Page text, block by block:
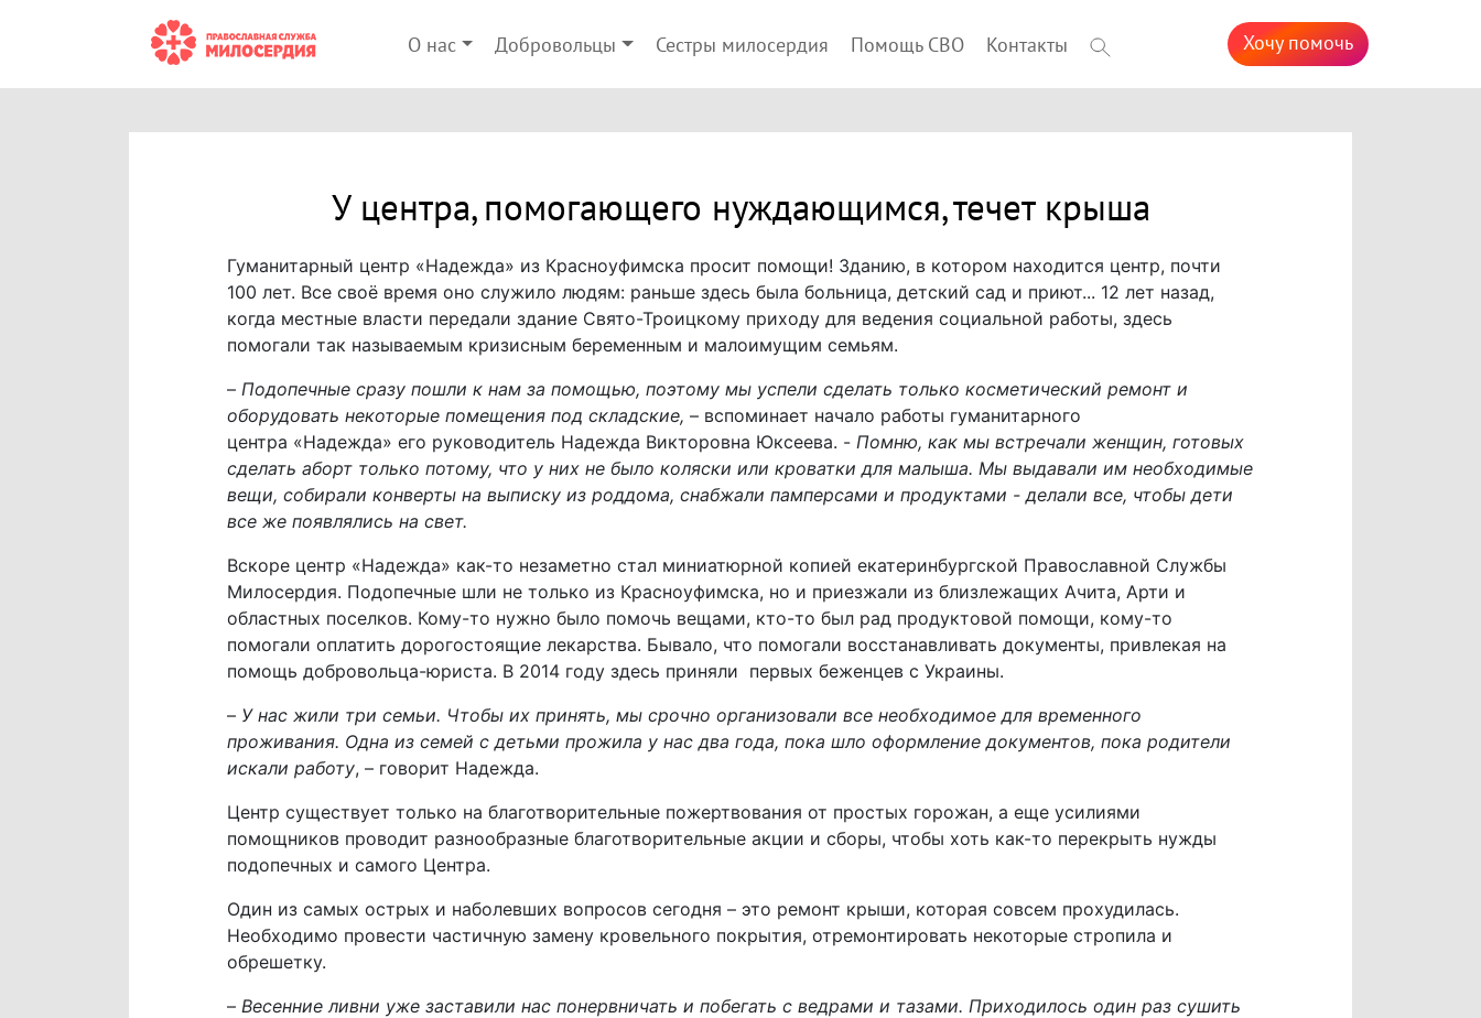
О нас Добровольцы Сестры милосердия Помощь СВО Контакты Хочу помочь
У центра, помогающего нуждающимся, течет крыша
Гуманитарный центр «Надежда» из Красноуфимска просит помощи! Зданию, в котором находится центр, почти
100 лет. Все своё время оно служило людям: раньше здесь была больница, детский сад и приют... 12 лет назад,
когда местные власти передали здание Свято-Троицкому приходу для ведения социальной работы, здесь
помогали так называемым кризисным беременным и малоимущим семьям.
– Подопечные сразу пошли к нам за помощью, поэтому мы успели сделать только косметический ремонт и
оборудовать некоторые помещения под складские, – вспоминает начало работы гуманитарного
центра «Надежда» его руководитель Надежда Викторовна Юксеева. - Помню, как мы встречали женщин, готовых
сделать аборт только потому, что у них не было коляски или кроватки для малыша. Мы выдавали им необходимые
вещи, собирали конверты на выписку из роддома, снабжали памперсами и продуктами - делали все, чтобы дети
все же появлялись на свет.
Вскоре центр «Надежда» как-то незаметно стал миниатюрной копией екатеринбургской Православной Службы
Милосердия. Подопечные шли не только из Красноуфимска, но и приезжали из близлежащих Ачита, Арти и
областных поселков. Кому-то нужно было помочь вещами, кто-то был рад продуктовой помощи, кому-то
помогали оплатить дорогостоящие лекарства. Бывало, что помогали восстанавливать документы, привлекая на
помощь добровольца-юриста. В 2014 году здесь приняли первых беженцев с Украины.
– У нас жили три семьи. Чтобы их принять, мы срочно организовали все необходимое для временного
проживания. Одна из семей с детьми прожила у нас два года, пока шло оформление документов, пока родители
искали работу, – говорит Надежда.
Центр существует только на благотворительные пожертвования от простых горожан, а еще усилиями
помощников проводит разнообразные благотворительные акции и сборы, чтобы хоть как-то перекрыть нужды
подопечных и самого Центра.
Один из самых острых и наболевших вопросов сегодня – это ремонт крыши, которая совсем прохудилась.
Необходимо провести частичную замену кровельного покрытия, отремонтировать некоторые стропила и
обрешетку.
– Весенние ливни уже заставили нас понервничать и побегать с ведрами и тазами. Приходилось один раз сушить